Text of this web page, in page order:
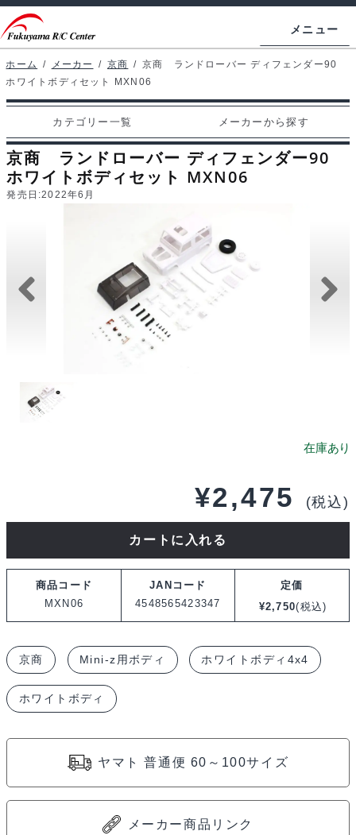
ビ
ゲ
ー
シ
ン
へ
ス
ン
テ
ン
ツ
ス
キ
ッ
メニュー
ホームページ
マイアカウント
カート
支払い
お問い合わせ
ホーム / メーカー / 京商 / 京商 ランドローバー ディフェンダー90
ホワイトボディセット MXN06
カテゴリー一覧 メーカーから探す
京商 ランドローバー ディフェンダー90
ホワイトボディセット MXN06
発売日:2022年6月
¥2,475 (税込)
ド
ロ
ー
バ
ー
ェ
カートに入れる
商品コード
MXN06
JANコード
4548565423347
定価
¥2,750(税込)
京商 Mini-z用ボディ ホワイトボディ4x4
ホワイトボディ
ヤマト 普通便 60～100サイズ
メーカー商品リンク